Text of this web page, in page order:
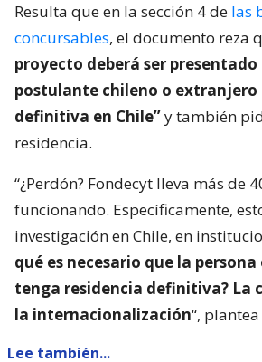
Resulta que en la sección 4 de las
concursables, el documento reza
proyecto deberá ser
postulante chileno o extranjero
definitiva en Chile”y también
residencia.
“¿Perdón? Fondecyt lleva más de
funcionando. Específicamente,
investigación en Chile, en
qué es necesario que la
tenga residencia definitiva? La
la internacionalización“,
Lee también...